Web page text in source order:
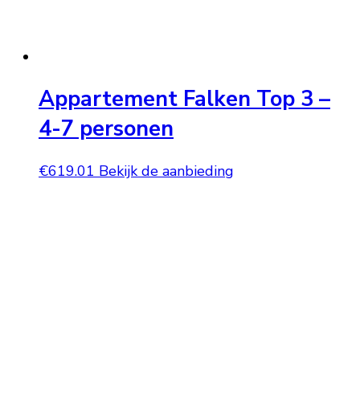
Appartement Falken Top 3 –
4-7 personen
€619.01 Bekijk de aanbieding